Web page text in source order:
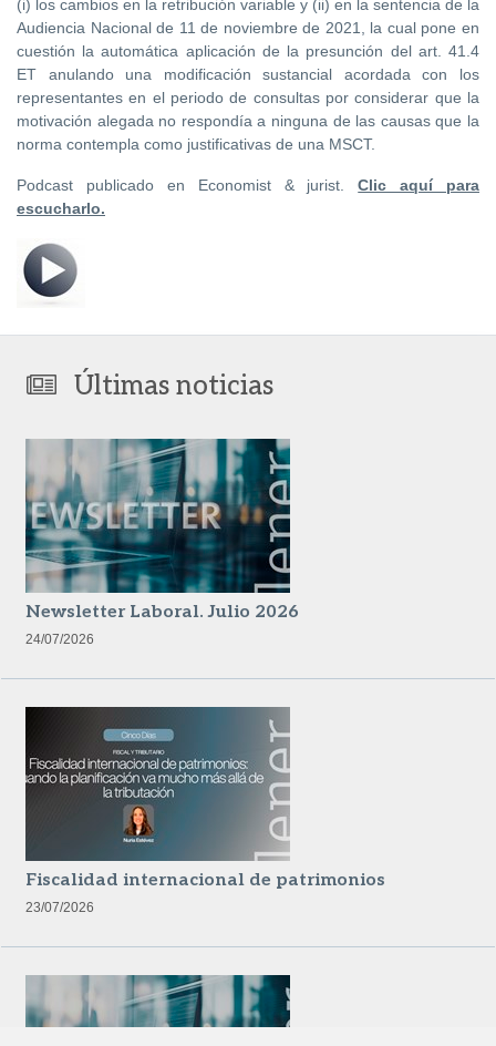
(i) los cambios en la retribución variable y (ii) en la sentencia de la
Audiencia Nacional de 11 de noviembre de 2021, la cual pone en
cuestión la automática aplicación de la presunción del art. 41.4
ET anulando una modificación sustancial acordada con los
representantes en el periodo de consultas por considerar que la
motivación alegada no respondía a ninguna de las causas que la
norma contempla como justificativas de una MSCT.
Podcast publicado en Economist & jurist.Clic aquí para
escucharlo.
Últimas noticias
Newsletter Laboral. Julio 2026
24/07/2026
Fiscalidad internacional de patrimonios
23/07/2026